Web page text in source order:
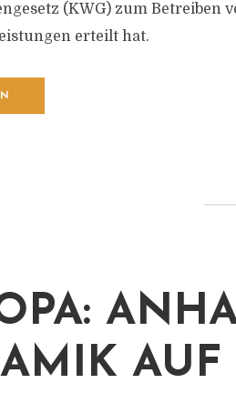
(KWG) zum Betreiben
erteilt hat.
AUF